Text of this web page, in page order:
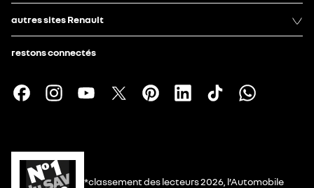
autres sites Renault
restons connectés
*classement des lecteurs 2026, l’Automobile